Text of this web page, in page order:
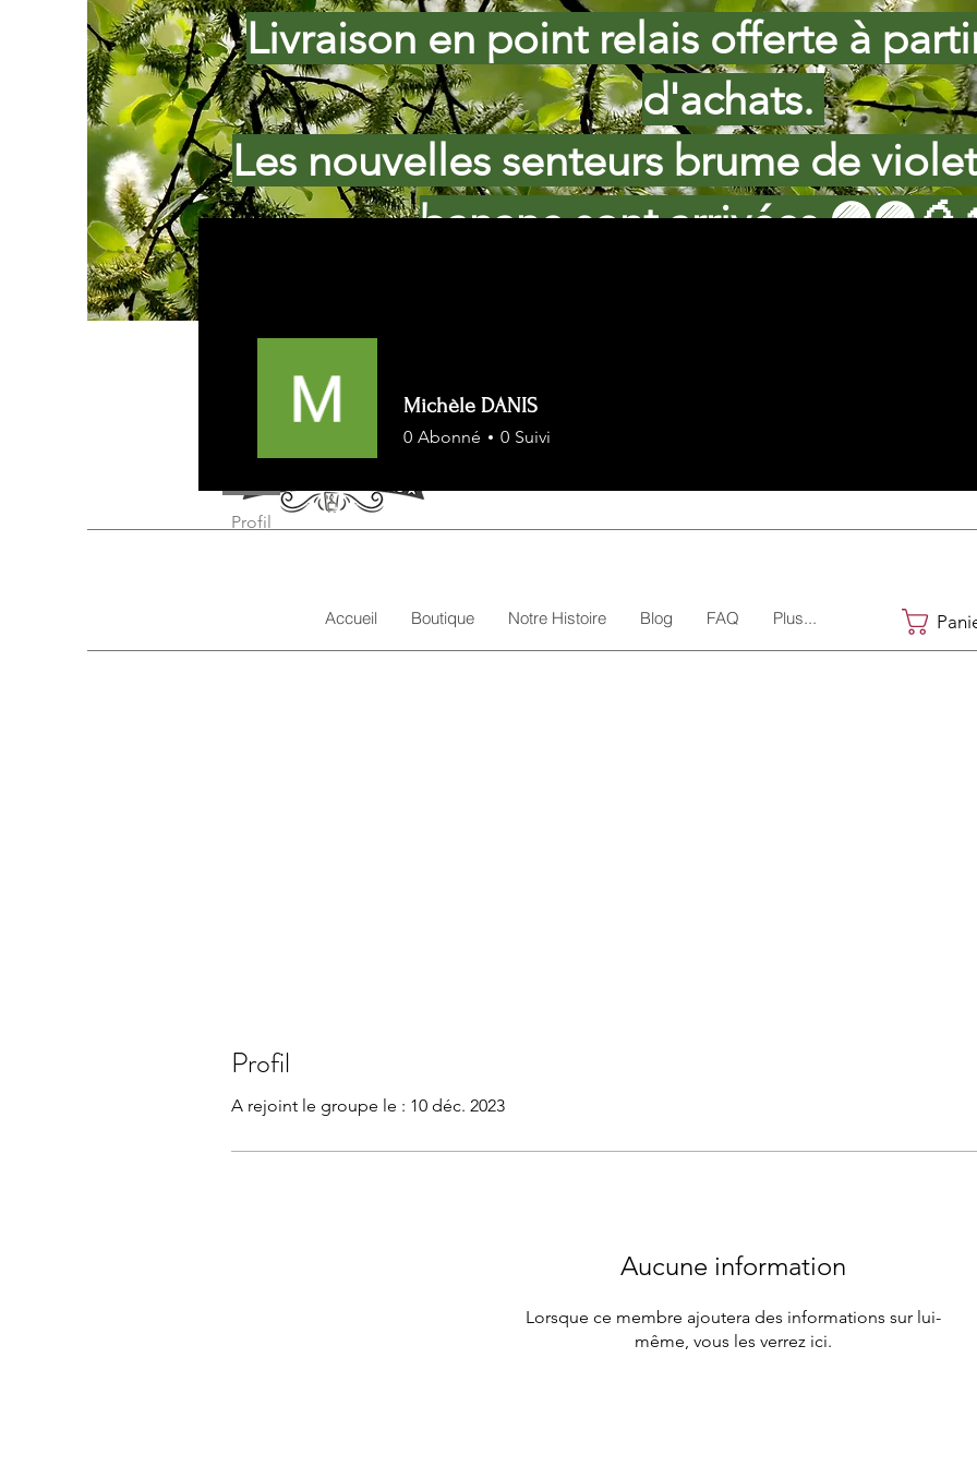
Livraison en point relais offerte à
d'achats.
Les nouvelles senteurs brume de
banane sont arrivées
Accueil Boutique Notre Histoire Blog FAQ Plus...
Profil
A rejoint le groupe le : 10 déc. 2023
Aucune information
Lorsque ce membre ajoutera des informations sur lui-
même, vous les verrez ici.
Michèle DANIS
0 Abonné 0 Suivi
Profil